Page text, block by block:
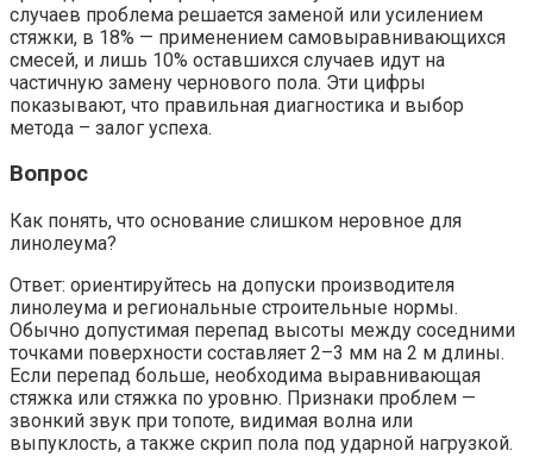
случаев проблема решается заменой или усилением
стяжки, в 18% — применением самовыравнивающихся
смесей, и лишь 10% оставшихся случаев идут на
частичную замену чернового пола. Эти цифры
показывают, что правильная диагностика и выбор
метода – залог успеха.
Вопрос
Как понять, что основание слишком неровное для
линолеума?
Ответ: ориентируйтесь на допуски производителя
линолеума и региональные строительные нормы.
Обычно допустимая перепад высоты между соседними
точками поверхности составляет 2–3 мм на 2 м длины.
Если перепад больше, необходима выравнивающая
стяжка или стяжка по уровню. Признаки проблем —
звонкий звук при топоте, видимая волна или
выпуклость, а также скрип пола под ударной нагрузкой.